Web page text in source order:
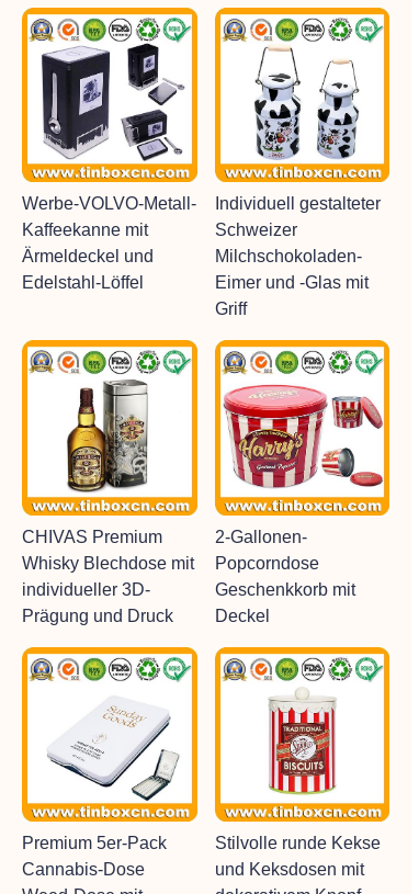
Werbe-VOLVO-Metall-
Kaffeekanne mit
Ärmeldeckel und
Edelstahl-Löffel
Individuell gestalteter
Schweizer
Milchschokoladen-
Eimer und -Glas mit
Griff
CHIVAS Premium
Whisky Blechdose mit
individueller 3D-
Prägung und Druck
2-Gallonen-
Popcorndose
Geschenkkorb mit
Deckel
Premium 5er-Pack
Cannabis-Dose
Stilvolle runde Kekse
und Keksdosen mit